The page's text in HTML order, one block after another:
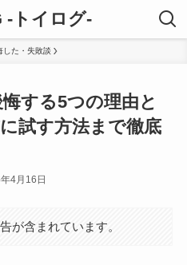
-トイログ-
した・失敗談
する5つの理由と
試す方法まで徹底
4月16日
が含まれています。